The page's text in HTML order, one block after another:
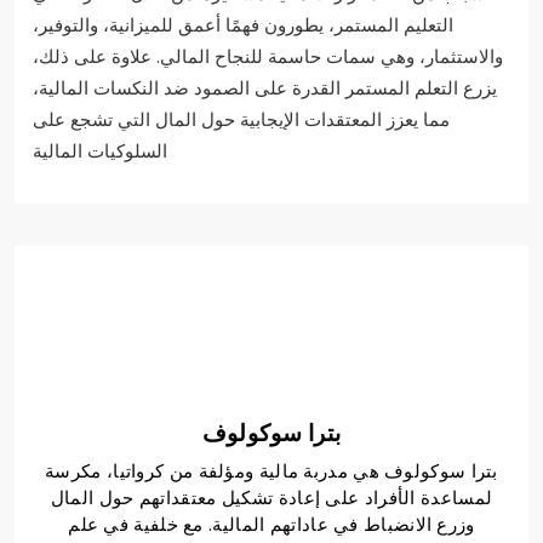
التعليم المستمر، يطورون فهمًا أعمق للميزانية، والتوفير،
والاستثمار، وهي سمات حاسمة للنجاح المالي. علاوة على ذلك،
يزرع التعلم المستمر القدرة على الصمود ضد النكسات المالية،
مما يعزز المعتقدات الإيجابية حول المال التي تشجع على
السلوكيات المالية
بترا سوكولوف
بترا سوكولوف هي مدربة مالية ومؤلفة من كرواتيا، مكرسة
لمساعدة الأفراد على إعادة تشكيل معتقداتهم حول المال
وزرع الانضباط في عاداتهم المالية. مع خلفية في علم